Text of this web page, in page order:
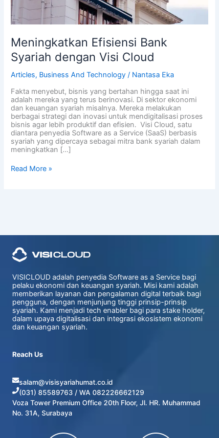
Meningkatkan Efisiensi Bank
Syariah dengan Visi Cloud
Articles, Business And Technology / Nantasa Eka
Fakta menyebut, bisnis yang bertahan hingga saat ini
adalah mereka yang terus berinovasi. Di sektor ekonomi
dan keuangan syariah misalnya. Mereka melakukan
berbagai strategi dan inovasi untuk mendigitalisasi proses
bisnis agar lebih produktif dan efisien. Visi Cloud, satu
diantara penyedia Software as a Service (SaaS) berbasis
syariah yang dipercaya sebagai mitra bank syariah dalam
meningkatkan […]
Read More »
VISICLOUD adalah penyedia Software as a Service bagi
pelaku ekonomi dan keuangan syariah. Misi kami adalah
memberikan layanan dan pengalaman digital terbaik bagi
pengguna, dengan menjunjung tinggi prinsip-prinsip
syariah. Kami menjadi tech enabler bagi para stake holder,
dalam upaya digitalisasi dan integrasi ekosistem ekonomi
dan keuangan syariah.
Reach Us
salam@visisyariahumat.co.id
(031) 85589763 / WA 082226662129
Voza Tower Premium Office 20th Floor, Jl. HR. Muhammad
No. 31A, Surabaya